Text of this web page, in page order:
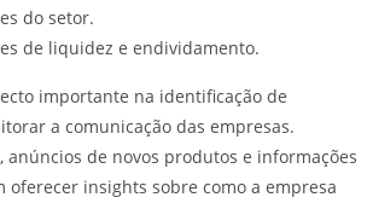
do setor.
de liquidez e endividamento.
importante na identificação de
a comunicação das empresas.
anúncios de novos produtos e informações
oferecer insights sobre como a empresa